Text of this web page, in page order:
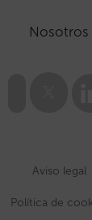
Nosotros
Aviso legal
Política de